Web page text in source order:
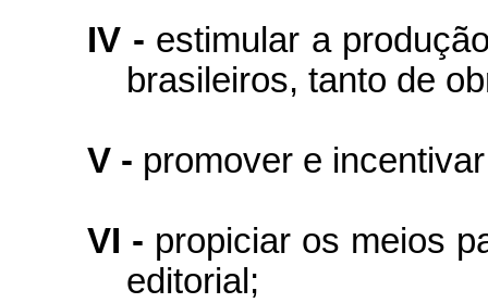
IV - estimular a
brasileiros, tanto de
V - promover e
VI - propiciar os meios
editorial;